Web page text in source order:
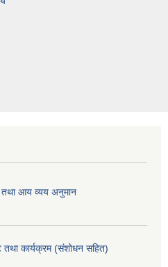
आय व्यय अनुमान
कार्यक्रम (संशोधन सहित)